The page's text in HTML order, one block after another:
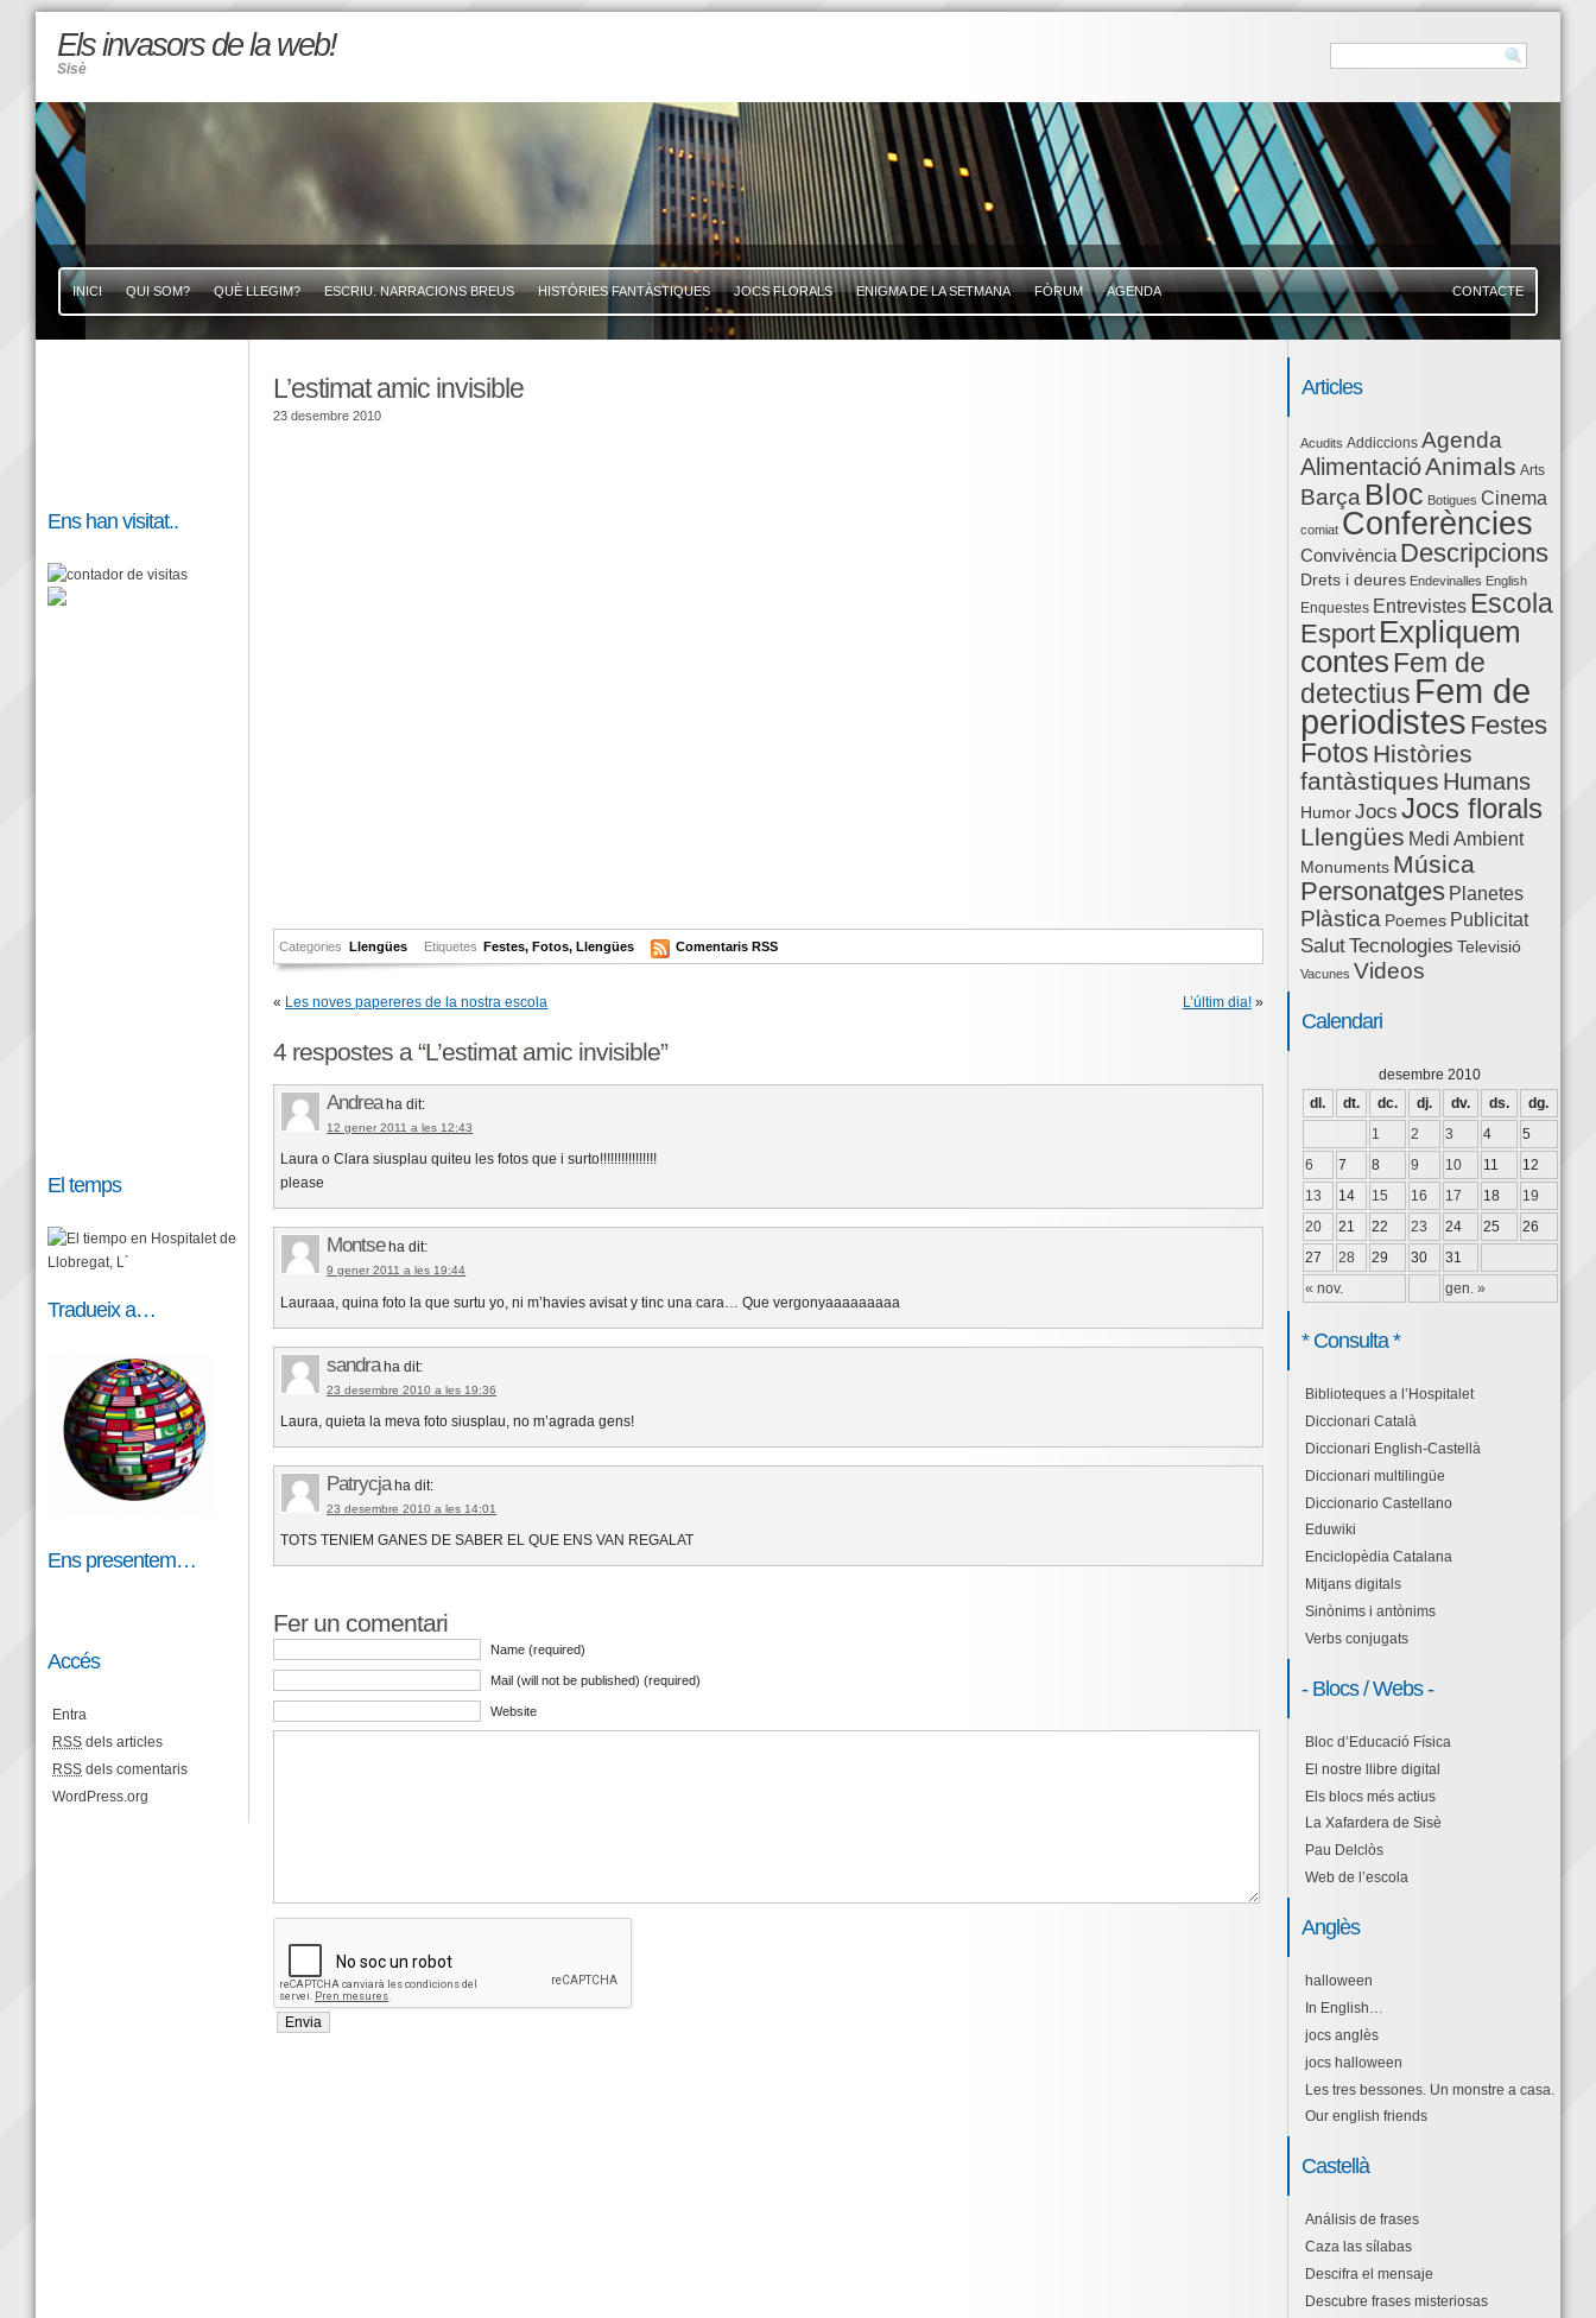
Els invasors de la web!
Sisè
INICI QUI SOM? QUÈ LLEGIM? ESCRIU. NARRACIONS BREUS HISTÒRIES FANTÀSTIQUES JOCS FLORALS ENIGMA DE LA SETMANA FÒRUM AGENDA CONTACTE
L’estimat amic invisible
23 desembre 2010
Categories Llengües Etiquetes Festes, Fotos, Llengües Comentaris RSS
« Les noves papereres de la nostra escola L’últim dia!»
4 respostes a “L’estimat amic invisible”
Andrea ha dit:
12 gener 2011 a les 12:43
Laura o Clara siusplau quiteu les fotos que i surto!!!!!!!!!!!!!!!!
please
Montse ha dit:
9 gener 2011 a les 19:44
Lauraaa, quina foto la que surtu yo, ni m’havies avisat y tinc una cara… Que vergonyaaaaaaaaa
sandra ha dit:
23 desembre 2010 a les 19:36
Laura, quieta la meva foto siusplau, no m’agrada gens!
Patrycja ha dit:
23 desembre 2010 a les 14:01
TOTS TENIEM GANES DE SABER EL QUE ENS VAN REGALAT
Fer un comentari
Name (required)
Mail (will not be published) (required)
Website
Articles
Acudits Addiccions Agenda
AlimentacióAnimals Arts
Barça Bloc Botigues Cinema
comiat Conferències
Convivència Descripcions
Drets i deures Endevinalles English
Enquestes Entrevistes Escola
Esport Expliquem
contes Fem de
detectius Fem de
periodistes Festes
Fotos Històries
fantàstiques Humans
Humor Jocs Jocs florals
Llengües Medi Ambient
Monuments Música
Personatges Planetes
Plàstica Poemes Publicitat
SalutTecnologies Televisió
Vacunes Videos
Calendari
desembre 2010
dl.
dt. dc. dj. dv. ds. dg.
« nov. gen. »
1 2 3 4
5
6
7 8 9 10 11
12
13
14 15 16 17 18
19
20
21 22 23 24 25
26
27
28 29 30 31
* Consulta *
Biblioteques a l’Hospitalet
Diccionari Català
Diccionari English-Castellà
Diccionari multilingüe
Diccionario Castellano
Eduwiki
Enciclopèdia Catalana
Mitjans digitals
Sinònims i antònims
Verbs conjugats
- Blocs / Webs -
Bloc d’Educació Física
El nostre llibre digital
Els blocs més actius
La Xafardera de Sisè
Pau Delclòs
Web de l’escola
Anglès
halloween
In English…
jocs anglès
jocs halloween
Les tres bessones. Un monstre a casa.
Our english friends
Castellà
Análisis de frases
Caza las sílabas
Descifra el mensaje
Descubre frases misteriosas
Ens han visitat..
El temps
Tradueix a…
Ens presentem…
Accés
Entra
RSS dels articles
RSS dels comentaris
WordPress.org